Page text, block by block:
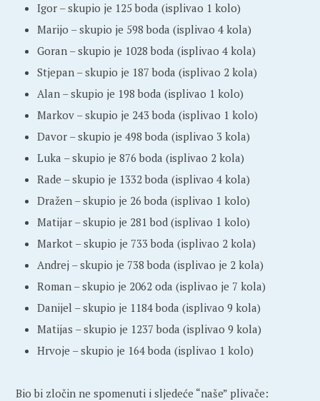
Igor – skupio je 125 boda (isplivao 1 kolo)
Marijo – skupio je 598 boda (isplivao 4 kola)
Goran – skupio je 1028 boda (isplivao 4 kola)
Stjepan – skupio je 187 boda (isplivao 2 kola)
Alan – skupio je 198 boda (isplivao 1 kolo)
Markov – skupio je 243 boda (isplivao 1 kolo)
Davor – skupio je 498 boda (isplivao 3 kola)
Luka – skupio je 876 boda (isplivao 2 kola)
Rade – skupio je 1332 boda (isplivao 4 kola)
Dražen – skupio je 26 boda (isplivao 1 kolo)
Matijar – skupio je 281 bod (isplivao 1 kolo)
Markot – skupio je 733 boda (isplivao 2 kola)
Andrej – skupio je 738 boda (isplivao je 2 kola)
Roman – skupio je 2062 oda (isplivao je 7 kola)
Danijel – skupio je 1184 boda (isplivao 9 kola)
Matijas – skupio je 1237 boda (isplivao 9 kola)
Hrvoje – skupio je 164 boda (isplivao 1 kolo)
Bio bi zločin ne spomenuti i sljedeće “naše” plivače: